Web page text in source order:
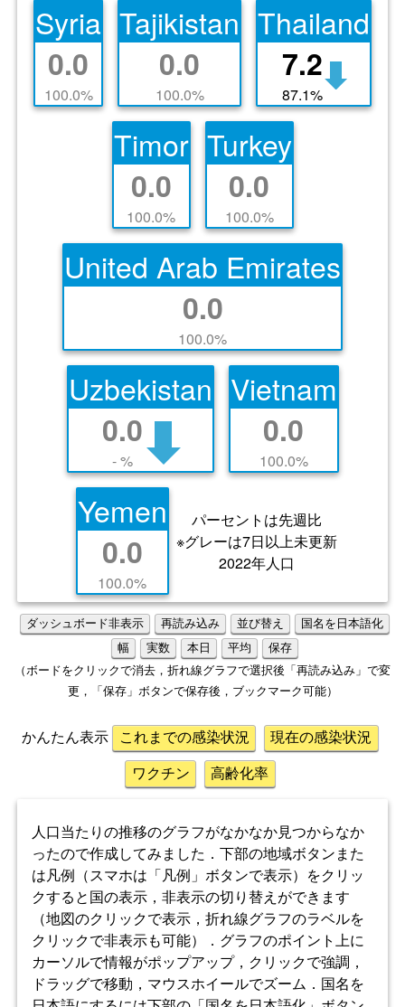
Syria
0.0
100.0%
Tajikistan
0.0
100.0%
Thailand
7.2
87.1%
Timor
0.0
100.0%
Turkey
0.0
100.0%
United Arab Emirates
0.0
100.0%
Uzbekistan
0.0
- %
Vietnam
0.0
100.0%
Yemen
0.0
100.0%
パーセントは先週比
※グレーは7日以上未更新
2022年人口
ダッシュボード非表示 再読み込み 並び替え
国名を日本語化
幅
実数 本日 平均 保存
（ボードをクリックで消去，折れ線グラフで選択後「再読み込み」で変
更，「保存」ボタンで保存後，ブックマーク可能）
かんたん表示 これまでの感染状況 現在の感染状況
ワクチン 高齢化率
人口当たりの推移のグラフがなかなか見つからなか
ったので作成してみました．下部の地域ボタンまた
は凡例（スマホは「凡例」ボタンで表示）をクリッ
クすると国の表示，非表示の切り替えができます
（地図のクリックで表示，折れ線グラフのラベルを
クリックで非表示も可能）．グラフのポイント上に
カーソルで情報がポップアップ，クリックで強調，
ドラッグで移動，マウスホイールでズーム．国名を